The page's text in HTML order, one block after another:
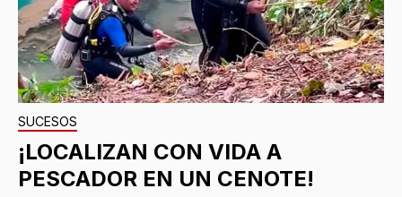
SUCESOS
¡LOCALIZAN CON VIDA A
PESCADOR EN UN CENOTE!